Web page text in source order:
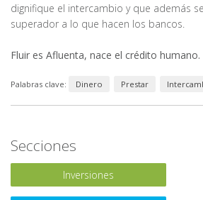
dignifique el intercambio y que además
superador a lo que hacen los bancos.
Fluir es Afluenta, nace el crédito humano.
Palabras clave: Dinero Prestar
Secciones
Inversiones